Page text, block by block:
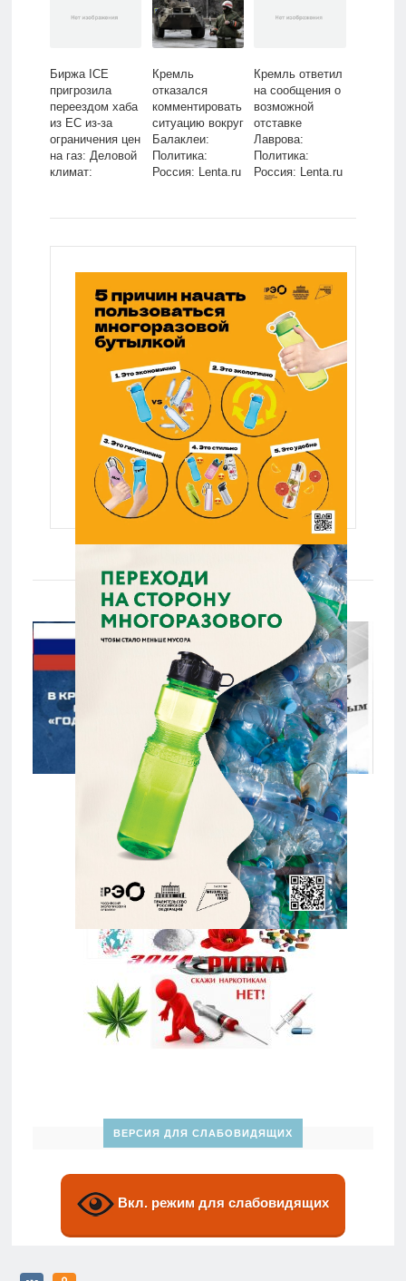
Lenta.ru
Биржа ICE
пригрозила
переездом хаба
из ЕС из-за
ограничения цен
на газ: Деловой
климат:
Кремль
отказался
комментировать
ситуацию вокруг
Балаклеи:
Политика:
Россия: Lenta.ru
Кремль ответил
на сообщения о
возможной
отставке
Лаврова:
Политика:
Россия: Lenta.ru
ВЕРСИЯ ДЛЯ СЛАБОВИДЯЩИХ
Вкл. режим для слабовидящих